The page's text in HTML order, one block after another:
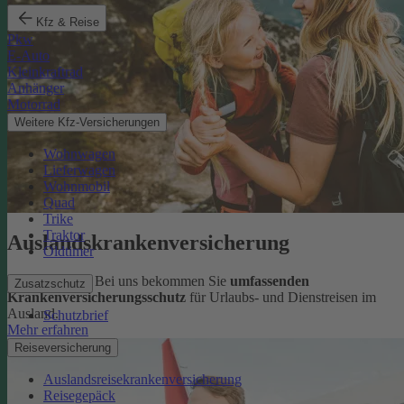
Kfz & Reise
Pkw
E-Auto
Kleinkraftrad
Anhänger
Motorrad
Weitere Kfz-Versicherungen
Wohnwagen
Lieferwagen
Wohnmobil
Quad
Trike
Traktor
Oldtimer
Zusatzschutz
Schutzbrief
Reiseversicherung
Auslandsreisekrankenversicherung
Reisegepäck
Auslandskrankenversicherung
Sorglos reisen: Bei uns bekommen Sie umfassenden
Krankenversicherungsschutz für Urlaubs- und Dienstreisen im
Ausland.
Mehr erfahren